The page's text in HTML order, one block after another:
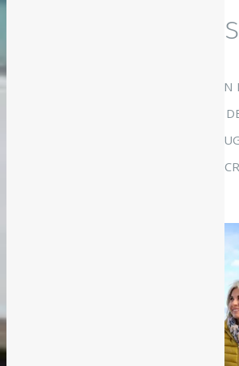
Les résidences
AVEC UNE IMPORTANTE
LA FRANCE VOIT LA DEMANDE
RÉSIDENCES DÉDIÉES AUX SENIORS
DÉMOGRAPHIE CONFORTERA CETTE